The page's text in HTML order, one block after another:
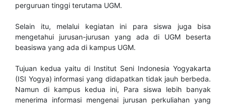
perguruan tinggi terutama UGM.
Selain itu, melalui kegiatan ini para siswa juga bisa
mengetahui jurusan-jurusan yang ada di UGM beserta
beasiswa yang ada di kampus UGM.
Tujuan kedua yaitu di Institut Seni Indonesia Yogyakarta
(ISI Yogya) informasi yang didapatkan tidak jauh berbeda.
Namun di kampus kedua ini, Para siswa lebih banyak
menerima informasi mengenai jurusan perkuliahan yang